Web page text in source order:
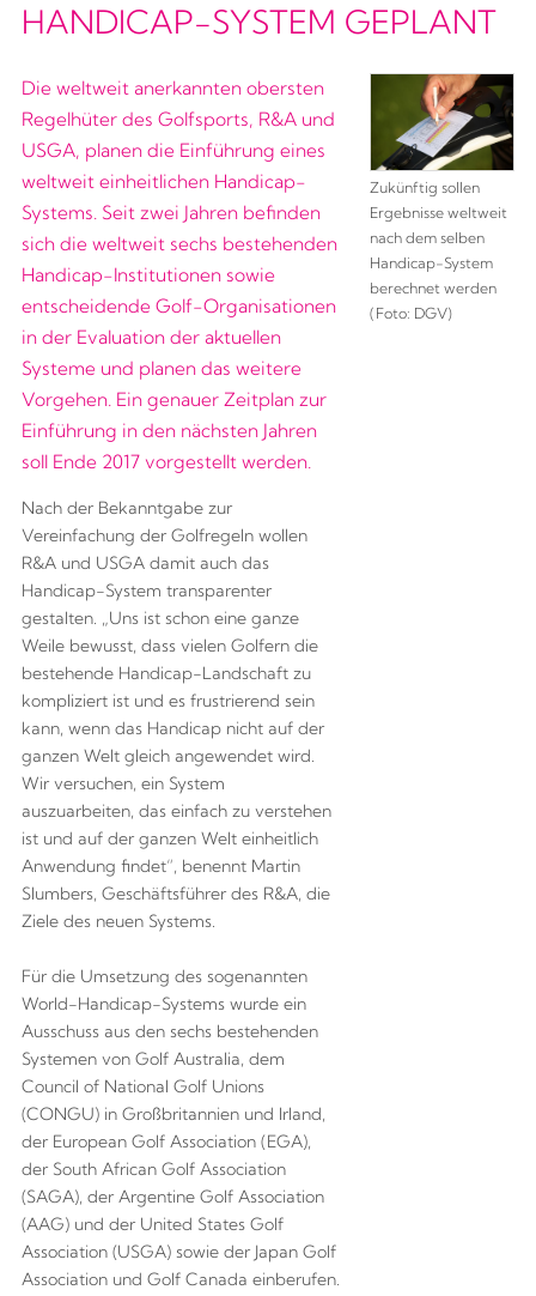
HANDICAP-SYSTEM GEPLANT
Die weltweit anerkannten obersten
Regelhüter des Golfsports, R&A und
USGA, planen die Einführung eines
weltweit einheitlichen Handicap-
Systems. Seit zwei Jahren befinden
sich die weltweit sechs bestehenden
Handicap-Institutionen sowie
entscheidende Golf-Organisationen
in der Evaluation der aktuellen
Systeme und planen das weitere
Vorgehen. Ein genauer Zeitplan zur
Einführung in den nächsten Jahren
soll Ende 2017 vorgestellt werden.
Nach der Bekanntgabe zur
Vereinfachung der Golfregeln wollen
R&A und USGA damit auch das
Handicap-System transparenter
gestalten. „Uns ist schon eine ganze
Weile bewusst, dass vielen Golfern die
bestehende Handicap-Landschaft zu
kompliziert ist und es frustrierend sein
kann, wenn das Handicap nicht auf der
ganzen Welt gleich angewendet wird.
Wir versuchen, ein System
auszuarbeiten, das einfach zu verstehen
ist und auf der ganzen Welt einheitlich
Anwendung findet“, benennt Martin
Slumbers, Geschäftsführer des R&A, die
Ziele des neuen Systems.
Für die Umsetzung des sogenannten
World-Handicap-Systems wurde ein
Ausschuss aus den sechs bestehenden
Systemen von Golf Australia, dem
Council of National Golf Unions
(CONGU) in Großbritannien und Irland,
der European Golf Association (EGA),
der South African Golf Association
(SAGA), der Argentine Golf Association
(AAG) und der United States Golf
Association (USGA) sowie der Japan Golf
Association und Golf Canada einberufen.
Zukünftig sollen
Ergebnisse weltweit
nach dem selben
Handicap-System
berechnet werden
(Foto: DGV)